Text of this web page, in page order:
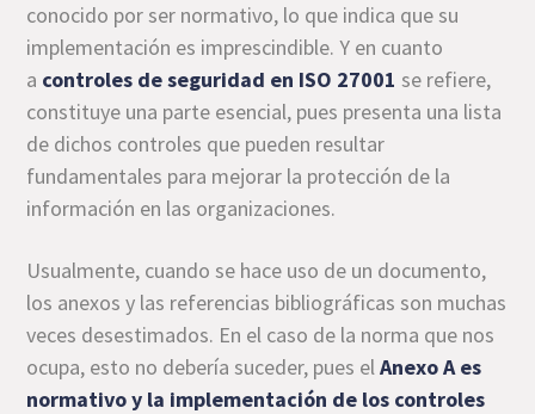
conocido por ser normativo, lo que indica que su
implementación es imprescindible. Y en cuanto
a controles de seguridad en ISO 27001 se refiere,
constituye una parte esencial, pues presenta una lista
de dichos controles que pueden resultar
fundamentales para mejorar la protección de la
información en las organizaciones.
Usualmente, cuando se hace uso de un documento,
los anexos y las referencias bibliográficas son muchas
veces desestimados. En el caso de la norma que nos
ocupa, esto no debería suceder, pues elAnexo A es
normativo y la implementación de los controles